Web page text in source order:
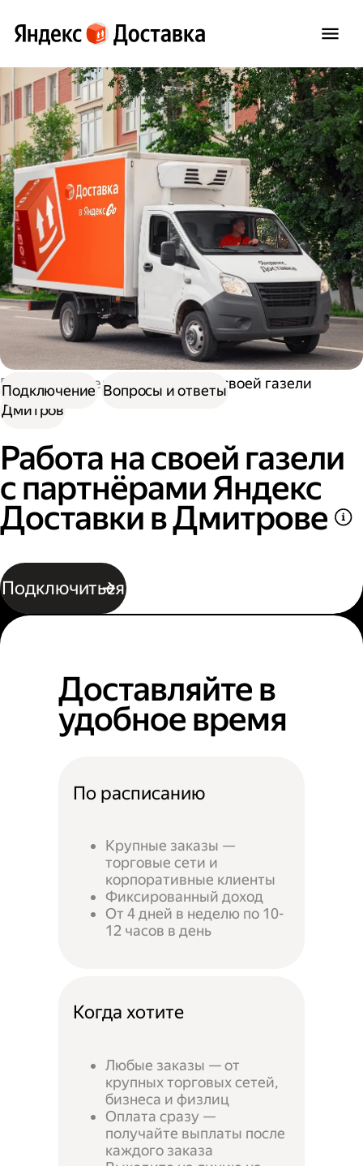
Работа водителем
Работа на своей газели
Дмитров
Работа на своей газели
с партнёрами Яндекс
Доставки в Дмитрове
Подключиться
Подключение Вопросы и ответы
Доставляйте в
удобное время
По расписанию
Крупные заказы —
торговые сети и
корпоративные клиенты
Фиксированный доход
От 4 дней в неделю по 10-
12 часов в день
Когда хотите
Любые заказы — от
крупных торговых сетей,
бизнеса и физлиц
Оплата сразу —
получайте выплаты после
каждого заказа